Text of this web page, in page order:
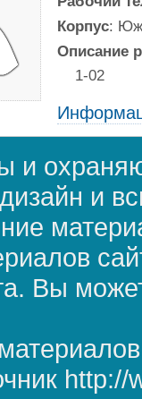
Корпус:
Описание
1-02
и
и
Вы